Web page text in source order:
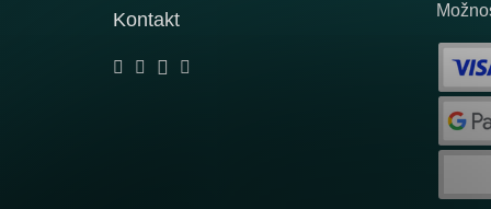
Kontakt